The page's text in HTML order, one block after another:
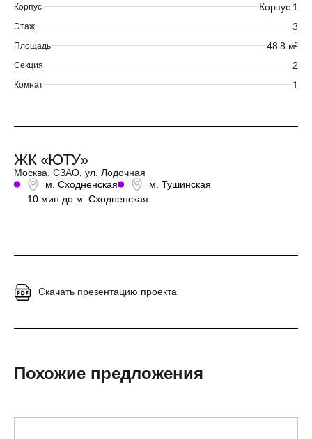
Корпус Корпус 1
Этаж 3
Площадь 48.8 м²
Секция 2
Комнат 1
ЖК «ЮТУ»
Москва, СЗАО, ул. Лодочная
м. Сходненская
м. Тушинская
10 мин до м. Сходненская
Скачать презентацию проекта
Похожие предложения